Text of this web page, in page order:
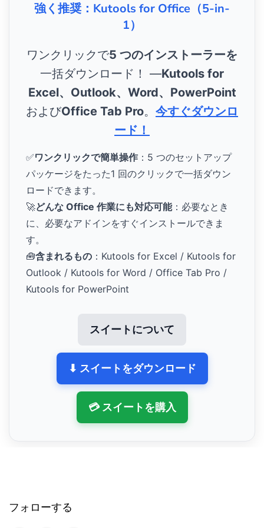
強く推奨：Kutools for Office（5-in-
1）
ワンクリックで5 つのインストーラーを
一括ダウンロード！ ―Kutools for
Excel、Outlook、Word、PowerPoint
およびOffice Tab Pro。 今すぐダウンロ
ード！
✅ワンクリックで簡単操作 ：5 つのセットアップ
パッケージをたった1 回のクリックで一括ダウン
ロードできます。
🚀どんな Office 作業にも対応可能：必要なとき
に、必要なアドインをすぐインストールできま
す。
🧰含まれるもの ：Kutools for Excel / Kutools for
Outlook / Kutools for Word / Office Tab Pro /
Kutools for PowerPoint
スイートについて
⬇ スイートをダウンロード
💳 スイートを購入
フォローする